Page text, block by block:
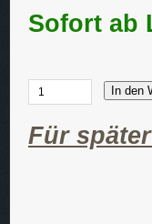
Sofort ab
In den
Für